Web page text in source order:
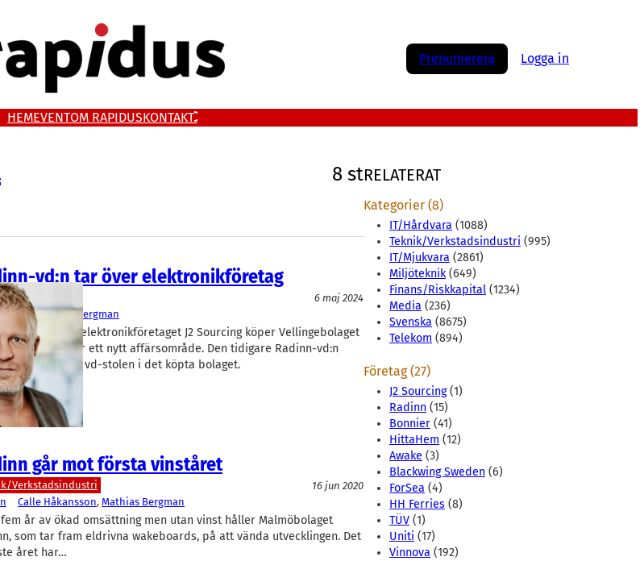
Prenumerera Logga in
HEMEVENTOM RAPIDUSKONTAKT
8 st
vd:n tar över elektronikföretag
6 maj 2024
Mathias Bergman
elektronikföretaget J2 Sourcing köper Vellingebolaget
startpunkt för ett nytt affärsområde. Den tidigare Radinn-vd:n
Bergman tar vd-stolen i det köpta bolaget.
går mot första vinståret
Verkstadsindustri
16 jun 2020
Calle Håkansson, Mathias Bergman
år av ökad omsättning men utan vinst håller Malmöbolaget
som tar fram eldrivna wakeboards, på att vända utvecklingen. Det
året har…
RELATERAT
Kategorier (8)
IT/Hårdvara (1088)
Teknik/Verkstadsindustri (995)
IT/Mjukvara (2861)
Miljöteknik(649)
Finans/Riskkapital (1234)
Media (236)
Svenska (8675)
Telekom (894)
Företag (27)
J2 Sourcing(1)
Radinn (15)
Bonnier (41)
HittaHem (12)
Awake (3)
Blackwing Sweden (6)
ForSea (4)
HH Ferries (8)
TÜV (1)
Uniti (17)
Vinnova (192)